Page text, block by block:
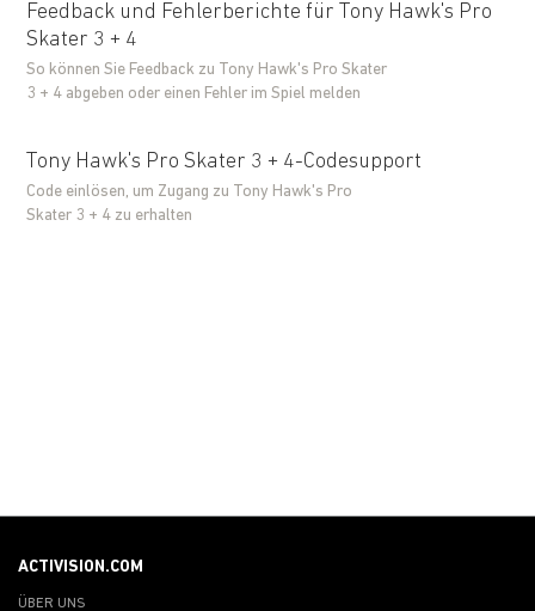
Feedback und Fehlerberichte für Tony Hawk's Pro
Skater 3 + 4
So können Sie Feedback zu Tony Hawk's Pro Skater
3 + 4 abgeben oder einen Fehler im Spiel melden
Tony Hawk's Pro Skater 3 + 4-Codesupport
Code einlösen, um Zugang zu Tony Hawk's Pro
Skater 3 + 4 zu erhalten
ACTIVISION.COM
ÜBER UNS